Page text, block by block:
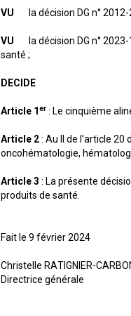
VU la décision DG n° 2012-
VU la décision DG n° 2023-
santé ;
DECIDE
Article 1er : Le cinquième
Article 2: Au II de l’article
oncohématologie,
Article 3 : La présente
produits de santé.
Fait le 9 février 2024
Christelle RATIGNIER-
Directrice générale